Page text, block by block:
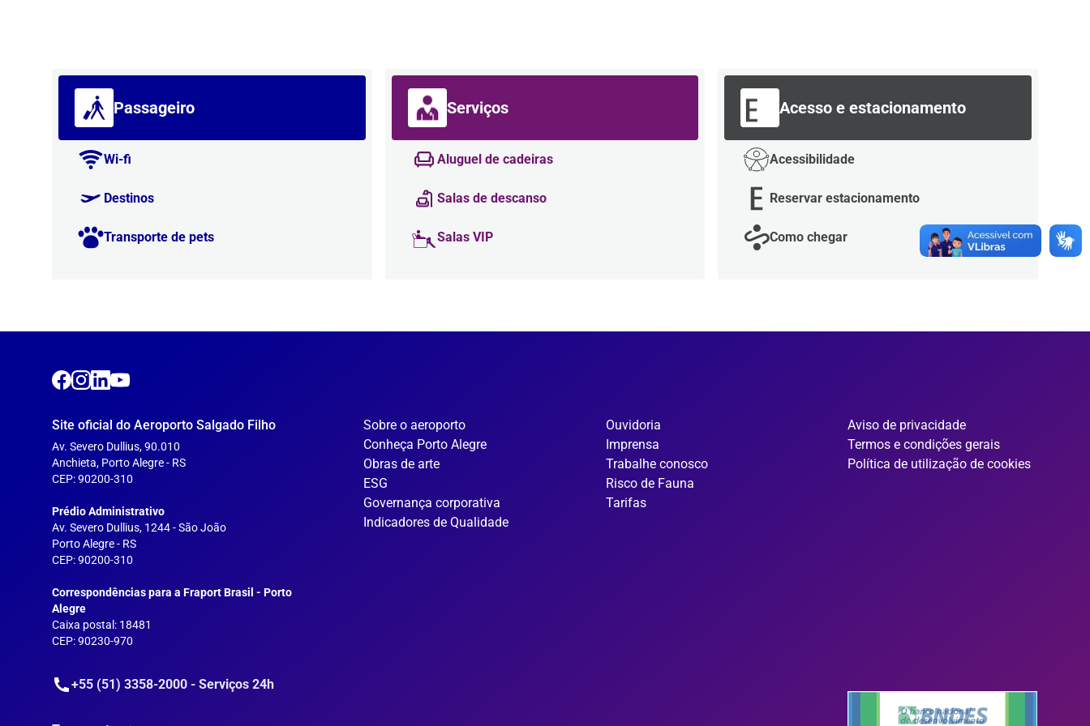
Passageiro
Wi-fi
Destinos
Transporte de pets
Serviços
Aluguel de cadeiras
Salas de descanso
Salas VIP
Acesso e estacionamento
Acessibilidade
Reservar estacionamento
Como chegar
Site oficial do Aeroporto Salgado Filho
Av. Severo Dullius, 90.010
Anchieta, Porto Alegre - RS
CEP: 90200-310
Prédio Administrativo
Av. Severo Dullius, 1244 - São João
Porto Alegre - RS
CEP: 90200-310
Correspondências para a Fraport Brasil - Porto
Alegre
Caixa postal: 18481
CEP: 90230-970
+55 (51) 3358-2000 - Serviços 24h
Sobre o aeroporto
Conheça Porto Alegre
Obras de arte
ESG
Governança corporativa
Indicadores de Qualidade
Ouvidoria
Imprensa
Trabalhe conosco
Risco de Fauna
Tarifas
Aviso de privacidade
Termos e condições gerais
Política de utilização de cookies